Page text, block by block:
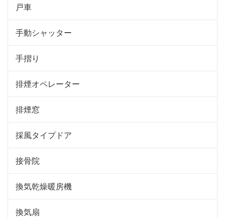
戸車
手動シャッター
手摺り
排煙オペレーター
排煙窓
採風タイプドア
接骨院
換気乾燥暖房機
換気扇